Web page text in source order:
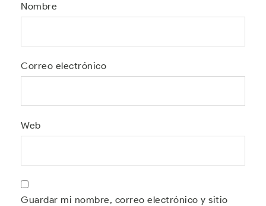
Nombre
Correo electrónico
Web
Guardar mi nombre, correo electrónico y sitio